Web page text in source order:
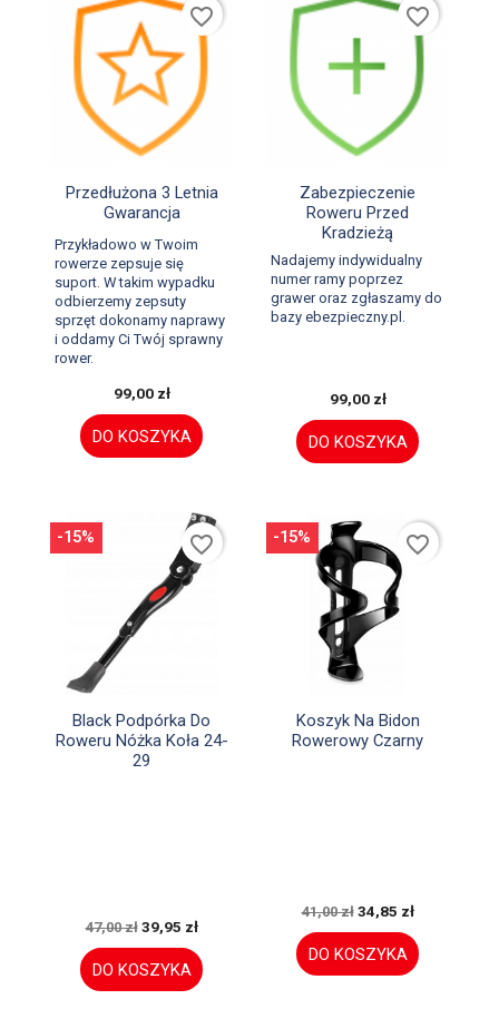
Szybki podgląd
Przedłużona 3 Letnia
Gwarancja
Przykładowo w Twoim
rowerze zepsuje się
suport. W takim wypadku
odbierzemy zepsuty
sprzęt dokonamy naprawy
i oddamy Ci Twój sprawny
rower.
99,00 zł
DO KOSZYKA
favorite_border
Szybki podgląd
Zabezpieczenie
Roweru Przed
Kradzieżą
Nadajemy indywidualny
numer ramy poprzez
grawer oraz zgłaszamy do
bazy ebezpieczny.pl.
99,00 zł
DO KOSZYKA
favorite_border
Szybki podgląd
Black Podpórka Do
Roweru Nóżka Koła 24-
29
47,00 zł 39,95 zł
DO KOSZYKA
-15% favorite_border
Szybki podgląd
Koszyk Na Bidon
Rowerowy Czarny
41,00 zł 34,85 zł
DO KOSZYKA
-15% favorite_border